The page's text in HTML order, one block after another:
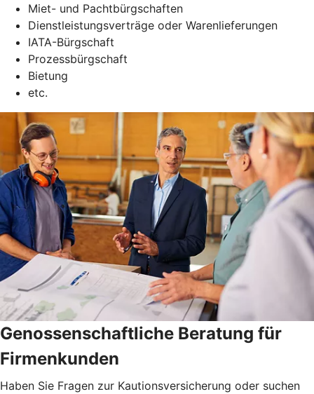
Miet- und Pachtbürgschaften
Dienstleistungsverträge oder Warenlieferungen
IATA-Bürgschaft
Prozessbürgschaft
Bietung
etc.
Genossenschaftliche Beratung für
Firmenkunden
Haben Sie Fragen zur Kautionsversicherung oder suchen